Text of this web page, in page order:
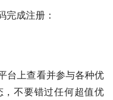
完成注册：
台上查看并参与各种优
不要错过任何超值优